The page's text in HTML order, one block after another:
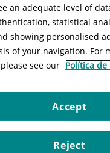
Raya Mena
Veure Fitxa
an adequate level of
statistical
showing personalised
of your navigation. For
please see our Política de
Reject
Accept